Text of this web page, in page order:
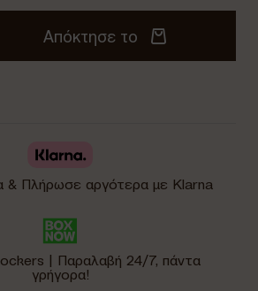
Απόκτησε το
& Πλήρωσε αργότερα με Klarna
| Παραλαβή 24/7, πάντα
γρήγορα!